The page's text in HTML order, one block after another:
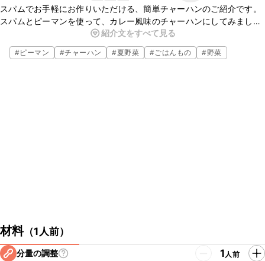
スパムでお手軽にお作りいただける、簡単チャーハンのご紹介です。
スパムとピーマンを使って、カレー風味のチャーハンにしてみまし
た。カレー粉のスパイシーな香りが食欲をそそる一品です。とっても
簡単なので、さっと済ませたい日の昼ごはんなどもぴったりですよ。
ぜひ作ってみてくださいね。
紹介文をすべて見る
#ピーマン #チャーハン #夏野菜 #ごはんもの #野菜
材料（1人前）
分量の調整 1人前